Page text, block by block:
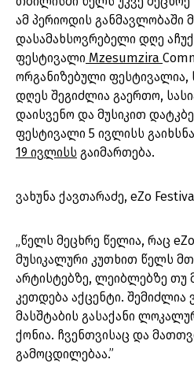
ამ პერიოდის განმავლობაში
დასამახსოვრებელი დღე
ფესტივალი Mzesumzira
ორგანიზებული
დღეს შეგიძლია გაერთო,
დაისვენო და მუსიკით
ფესტივალი 5 ივლისს
19 ივლისს გაიმართება.
ვახუნა ქავთარაძე, eZo
„წელს მეცხრე წელია, რაც
მუსიკალური კუთხით წელს
არტისტებზე, ლეიბლებზე თუ
კეთდება აქცენტი. შემიძლია
მასშტაბის გასაქანი
ქონია. ჩვენთვისაც და
გამოცდილებაა.”